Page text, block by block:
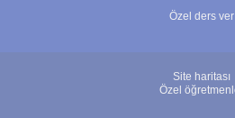
Özel ders ver
Site haritası
Özel